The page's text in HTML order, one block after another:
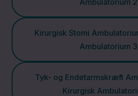
Klinisk
Immunologi
og
Blodbank
Ambulatorium 2
Kirurgisk Stomi
Ambulatorium 3
Tyk- og Endetarmskræft
Kirurgisk